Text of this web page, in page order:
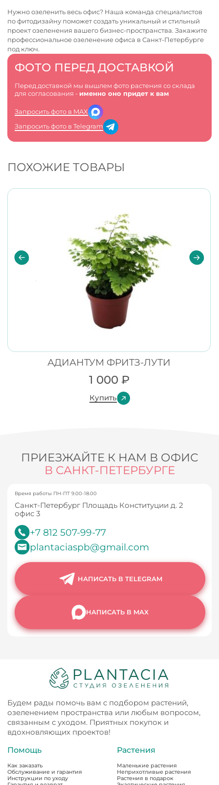
ФОТО ПЕРЕД ДОСТАВКОЙ
Перед доставкой мы вышлем фото растения со склада
для согласования - именно оно придет к вам
Запросить фото в MAX
Запросить фото в Telegram
Нужно озеленить весь офис? Наша команда специалистов
по фитодизайну поможет создать уникальный и стильный
проект озеленения вашего бизнес-пространства. Закажите
профессиональноеозеленение офиса в Санкт-Петербурге
под ключ.
ПОХОЖИЕ ТОВАРЫ
АДИАНТУМ ФРИТЗ-ЛУТИ
1 000 ₽
Купить
ПРИЕЗЖАЙТЕ К НАМ В ОФИС
В САНКТ-ПЕТЕРБУРГЕ
Время работы ПН-ПТ 9.00-18.00
Санкт-Петербург Площадь Конституции д. 2
офис 3
+7 812 507-99-77
plantaciaspb@gmail.com
НАПИСАТЬ В TELEGRAM
НАПИСАТЬ В MAX
Будем рады помочь вам с подбором растений,
озеленением пространства или любым вопросом,
связанным с уходом. Приятных покупок и
вдохновляющих проектов!
Помощь
Как заказать
Обслуживание и гарантия
Инструкции по уходу
Растения
Маленькие растения
Неприхотливые растения
Растения в подарок